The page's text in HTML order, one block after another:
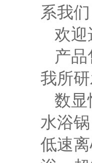
系我
欢迎
产
我所
数显
水浴
低速